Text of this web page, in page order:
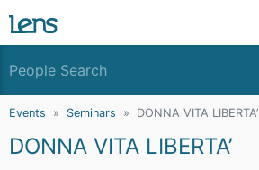
Events Seminars DONNA VITA LIBERTA’
DONNA VITA LIBERTA’